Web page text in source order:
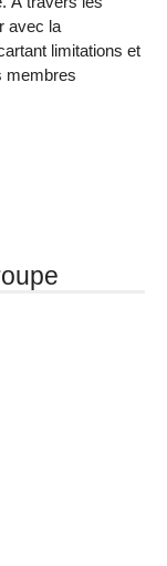
avec la
limitations et
membres